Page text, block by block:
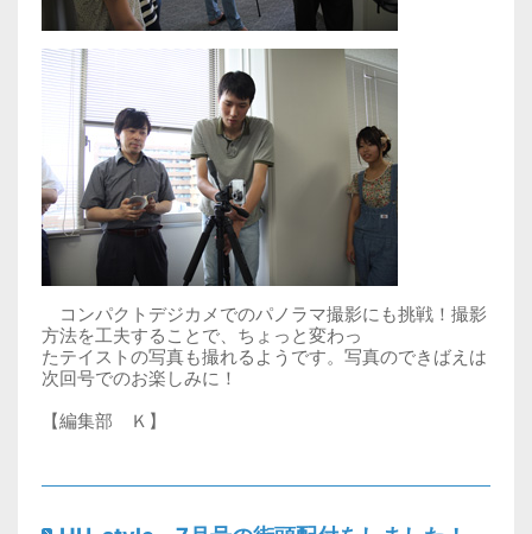
コンパクトデジカメでのパノラマ撮影にも挑戦！撮影
方法を工夫することで、ちょっと変わっ
たテイストの写真も撮れるようです。写真のできばえは
次回号でのお楽しみに！
【編集部 Ｋ】